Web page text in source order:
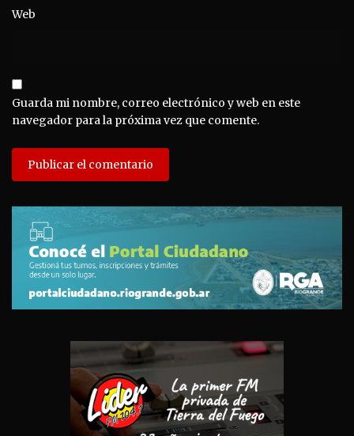
Web
Guarda mi nombre, correo electrónico y web en este
navegador para la próxima vez que comente.